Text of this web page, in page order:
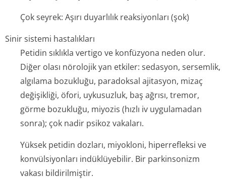
Çok seyrek: Aşırı duyarlılık reaksiyonları (şok)
Sinir sistemi hastalıkları
Petidin sıklıkla vertigo ve konfüzyona neden olur.
Diğer olası nörolojik yan etkiler: sedasyon, sersemlik,
algılama bozukluğu, paradoksal ajitasyon, mizaç
değişikliği, öfori, uykusuzluk, baş ağrısı, tremor,
görme bozukluğu, miyozis (hızlı iv uygulamadan
sonra); çok nadir psikoz vakaları.
Yüksek petidin dozları, miyokloni, hiperrefleksi ve
konvülsiyonları indüklüyebilir. Bir parkinsonizm
vakası bildirilmiştir.